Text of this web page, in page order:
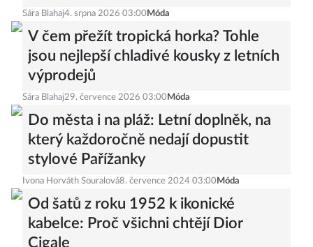
Sára Blahaj4. srpna 2026 03:00 Móda
V čem přežít tropická horka? Tohle
jsou nejlepší chladivé kousky z letních
výprodejů
Sára Blahaj29. července 2026 03:00 Móda
Do města i na pláž: Letní doplněk, na
který každoročně nedají dopustit
stylové Pařížanky
Ivona Horváth Souralová8. července 2024 03:00 Móda
Od šatů z roku 1952 k ikonické
kabelce: Proč všichni chtějí Dior
Cigale